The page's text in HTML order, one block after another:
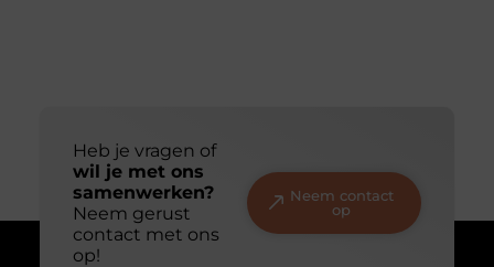
Heb je vragen of
wil je met ons
samenwerken?
Neem gerust
contact met ons
op!
Neem contact
op